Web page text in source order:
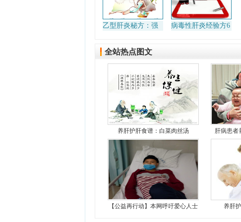
乙型肝炎秘方：强
病毒性肝炎经验方6
全站热点图文
养肝护肝食谱：白菜肉丝汤 肝病患者
【公益再行动】本网呼吁爱心人士
养肝